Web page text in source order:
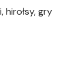
hirołsy, gry